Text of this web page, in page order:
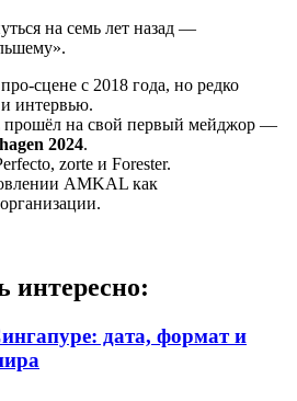
на семь лет назад —
сцене с 2018 года, но редко
интервью.
прошёл на свой первый мейджор —
2024.
zorte и Forester.
AMKAL как
интересно:
дата, формат и